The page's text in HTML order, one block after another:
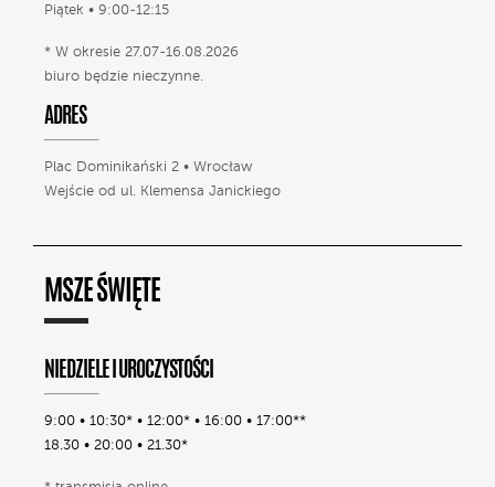
Piątek • 9:00-12:15
* W okresie 27.07-16.08.2026
biuro będzie nieczynne.
ADRES
Plac Dominikański 2 • Wrocław
Wejście od ul. Klemensa Janickiego
MSZE ŚWIĘTE
NIEDZIELE I UROCZYSTOŚCI
9:00 • 10:30* • 12:00* • 16:00 • 17:00**
18.30 • 20:00 • 21.30*